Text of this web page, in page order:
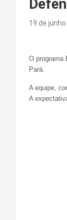
19 de junho
O programa
Pará.
A equipe,
A